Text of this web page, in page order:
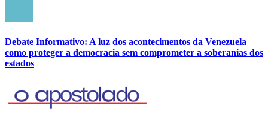
Debate Informativo: A luz dos acontecimentos da Venezuela
como proteger a democracia sem comprometer a soberanias dos
estados